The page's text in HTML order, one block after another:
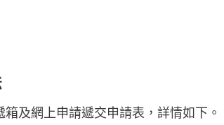
及網上申請遞交申請表，詳情如下。